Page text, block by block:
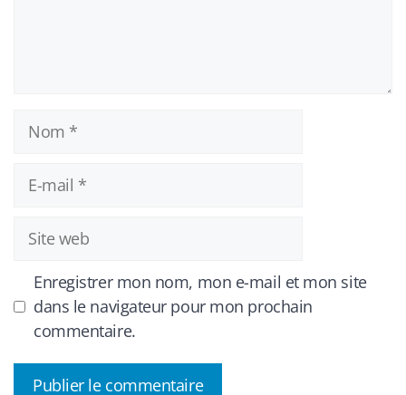
Nom
mail
Site
web
Enregistrer mon nom, mon e-mail et mon site
dans le navigateur pour mon prochain
commentaire.